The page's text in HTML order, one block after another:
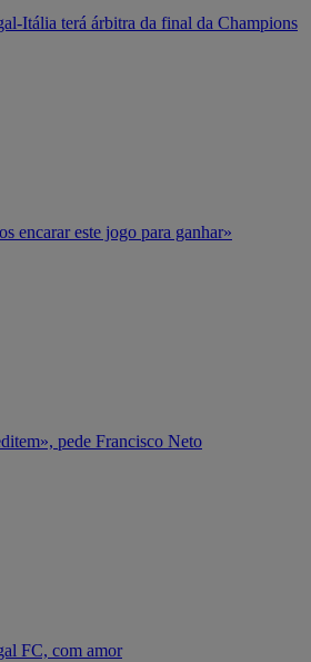
Itália terá árbitra da final da Champions
encarar este jogo para ganhar»
pede Francisco Neto
FC, com amor